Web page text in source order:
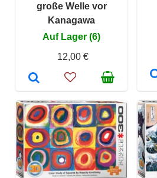
große Welle vor
Kanagawa
Auf Lager (6)
12,00 €